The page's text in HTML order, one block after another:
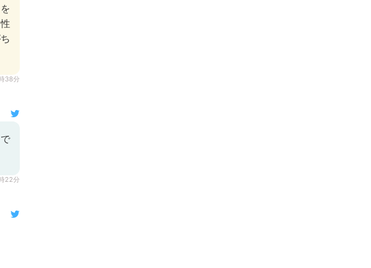
38分
22分